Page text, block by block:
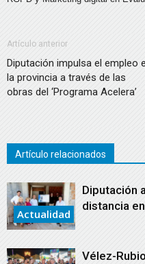
Artículo anterior
Diputación impulsa el empleo
la provincia a través de las
obras del ‘Programa Acelera’
Artículo relacionados
Actualidad
Diputación
distancia
Vélez-